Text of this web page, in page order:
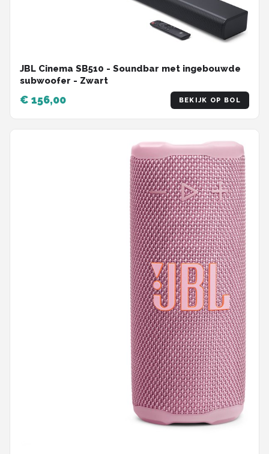
JBL Cinema SB510 - Soundbar met ingebouwde
subwoofer - Zwart
€ 156,00 BEKIJK OP BOL